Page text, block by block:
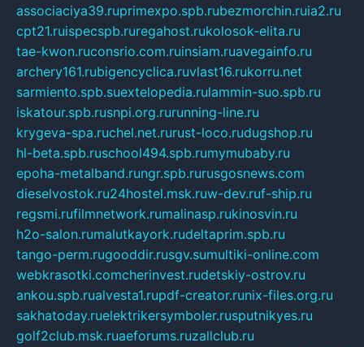
associaciya39.ruprimexpo.spb.rubezmorchin.ruia2.ru
cpt21.ruispecspb.ruregahost.rukolosok-elita.ru
tae-kwon.ruconsrio.com.ruinsiam.ruavegainfo.ru
archery161.rubigencyclica.ruvlast16.rukorru.net
sarmiento.spb.suextelopedia.rulammin-suo.spb.ru
iskatour.spb.rusnpi.org.rurunning-line.ru
krygeva-spa.ruchel.net.rurust-loco.rudugshop.ru
hl-beta.spb.ruschool494.spb.rumymubaby.ru
epoha-metalband.rungr.spb.rurusgosnews.com
dieselvostok.ru24hostel.msk.ruw-dev.ruf-ship.ru
regsmi.rufilmnetwork.rumalinasp.rukinosvin.ru
h2o-salon.rumalutkayork.rudeltaprim.spb.ru
tango-perm.rugooddir.rusgv.sumultiki-online.com
webkrasotki.comcherinvest.rudetskiy-ostrov.ru
ankou.spb.rualvesta1.rupdf-creator.runix-files.org.ru
sakhatoday.ruelektrikersymboler.rusputnikyes.ru
golf2club.msk.ruaeforums.ruzallclub.ru